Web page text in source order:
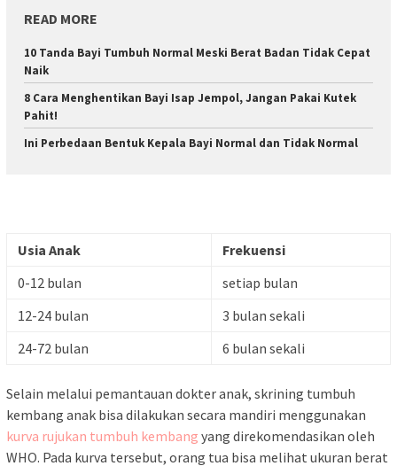
READ MORE
10 Tanda Bayi Tumbuh Normal Meski Berat Badan Tidak Cepat
Naik
8 Cara Menghentikan Bayi Isap Jempol, Jangan Pakai Kutek
Pahit!
Ini Perbedaan Bentuk Kepala Bayi Normal dan Tidak Normal
Usia Anak
Frekuensi
0-12 bulan
setiap bulan
12-24 bulan
3 bulan sekali
24-72 bulan
6 bulan sekali
Selain melalui pemantauan dokter anak, skrining tumbuh
kembang anak bisa dilakukan secara mandiri menggunakan
kurva rujukan tumbuh kembang yang direkomendasikan oleh
WHO. Pada kurva tersebut, orang tua bisa melihat ukuran berat